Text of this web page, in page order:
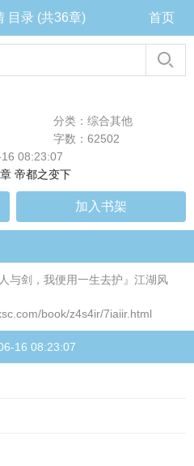
目录 (共36章) 首页
分类：综合其他
字数：62502
08:23:07
帝都之变下
加入书架
与剑，我便用一生去护』江湖风
book/z4s4ir/7iaiir.html
16 08:23:07